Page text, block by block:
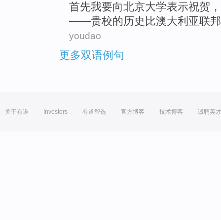
首先我要向北京大学表示祝贺 ，
——贵校的历史 比澳大利亚联邦
youdao
更多双语例句
关于有道 Investors 有道智选 官方博客 技术博客 诚聘英才